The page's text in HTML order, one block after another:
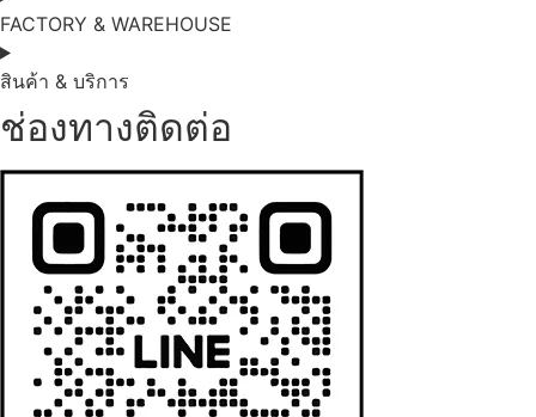
FACTORY & WAREHOUSE
สินค้า & บริการ
ช่องทางติดต่อ